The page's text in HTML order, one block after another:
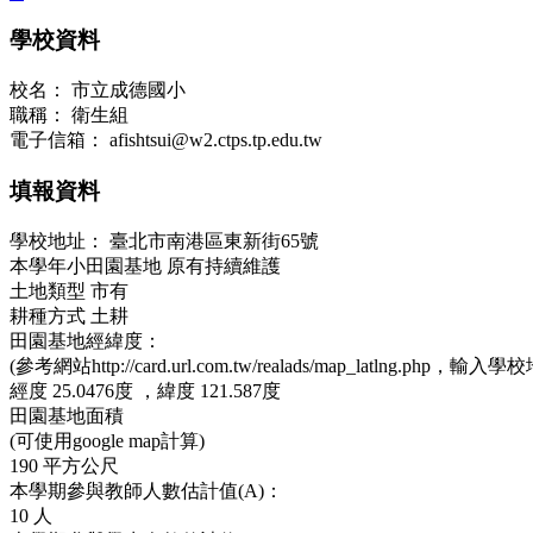
學校資料
校名：
市立成德國小
職稱：
衛生組
電子信箱：
afishtsui@w2.ctps.tp.edu.tw
填報資料
學校地址：
臺北市南港區東新街65號
本學年小田園基地 原有持續維護
土地類型 市有
耕種方式 土耕
田園基地經緯度：
(參考網站http://card.url.com.tw/realads/map_latlng.php，輸入學校
經度 25.0476度 ， 緯度 121.587度
田園基地面積
(可使用google map計算)
190 平方公尺
本學期參與教師人數估計值(A)：
10 人